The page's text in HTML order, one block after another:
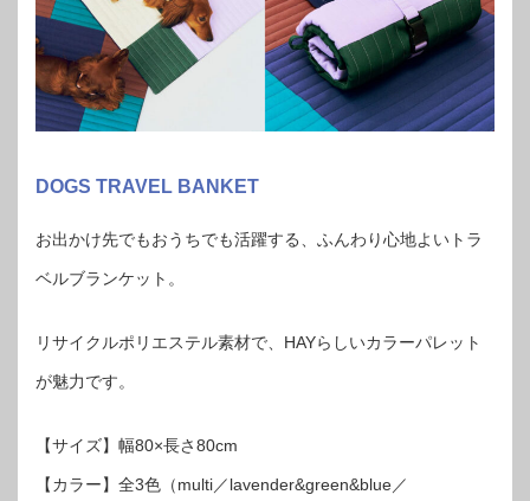
DOGS TRAVEL BANKET
お出かけ先でもおうちでも活躍する、ふんわり心地よいトラ
ベルブランケット。
リサイクルポリエステル素材で、HAYらしいカラーパレット
が魅力です。
【サイズ】幅80×長さ80cm
【カラー】全3色（multi／lavender&green&blue／